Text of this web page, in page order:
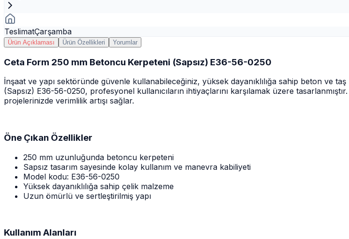
TeslimatÇarşamba
Ürün Açıklaması Ürün Özellikleri Yorumlar
Ceta Form 250 mm Betoncu Kerpeteni (Sapsız) E36-56-0250
İnşaat ve yapı sektöründe güvenle kullanabileceğiniz, yüksek dayanıklılığa sahip beton ve
(Sapsız) E36-56-0250, profesyonel kullanıcıların ihtiyaçlarını karşılamak üzere
projelerinizde verimlilik artışı sağlar.
Öne Çıkan Özellikler
250 mm uzunluğunda betoncu kerpeteni
Sapsız tasarım sayesinde kolay kullanım ve manevra kabiliyeti
Model kodu: E36-56-0250
Yüksek dayanıklılığa sahip çelik malzeme
Uzun ömürlü ve sertleştirilmiş yapı
Kullanım Alanları